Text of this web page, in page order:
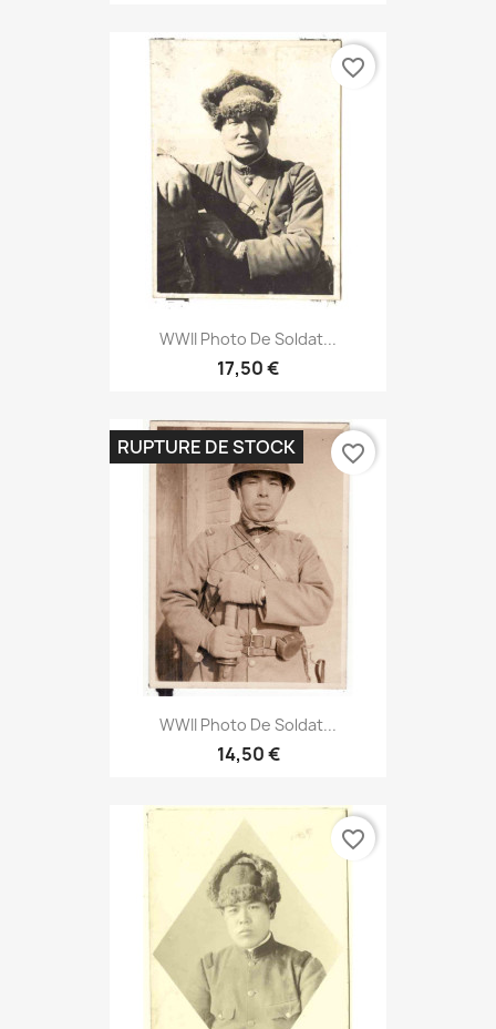
WWII Photo De Soldat...
17,50 €
favorite_border
WWII Photo De Soldat...
14,50 €
RUPTURE DE STOCK favorite_border
favorite_border